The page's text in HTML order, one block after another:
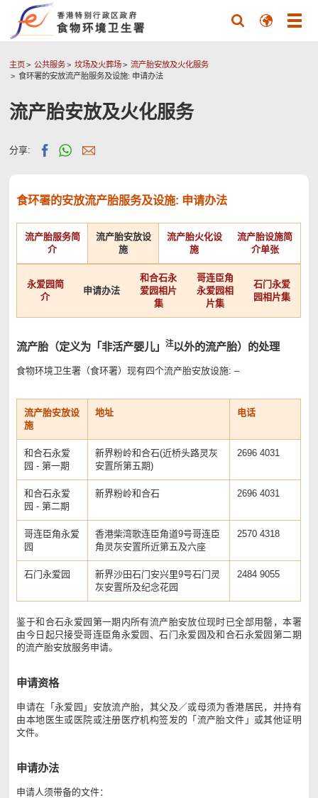
主页 公共服务 坟场及火葬场
流产胎安放及火化服务
食环署的安放流产胎服务及设施: 申请办法
流产胎安放及火化服务
分享:
食环署的安放流产胎服务及设施: 申请办法
流产胎服务简
介
流产胎安放设
施
流产胎火化设
施
流产胎设施简
介单张
永爱园简
介
申请办法
和合石永
爱园相片
集
哥连臣角
永爱园相
片集
石门永爱
园相片集
流产胎（定义为「非活产婴儿」 注以外的流产胎）的处理
食物环境卫生署（食环署）现有四个流产胎安放设施: –
流产胎安放设
施
地址 电话
和合石永爱
园 - 第一期
新界粉岭和合石(近桥头路灵灰
安置所第五期)
2696 4031
和合石永爱
园 - 第二期
新界粉岭和合石 2696 4031
哥连臣角永爱
园
香港柴湾歌连臣角道9号哥连臣
角灵灰安置所近第五及六座
2570 4318
石门永爱园
新界沙田石门安兴里9号石门灵
灰安置所及纪念花园
2484 9055
鉴于和合石永爱园第一期内所有流产胎安放位现时已全部用罄，本署
由今日起只接受哥连臣角永爱园、石门永爱园及和合石永爱园第二期
的流产胎安放服务申请。
申请资格
申请在「永爱园」安放流产胎，其父及／或母须为香港居民，并持有
由本地医生或医院或注册医疗机构签发的「流产胎文件」或其他证明
文件。
申请办法
申请人须带备的文件：